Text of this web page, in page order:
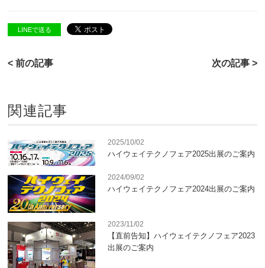
LINEで送る
< 前の記事 次の記事 >
関連記事
2025/10/02
ハイウェイテクノフェア2025出展のご案内
2024/09/02
ハイウェイテクノフェア2024出展のご案内
2023/11/02
【直前告知】ハイウェイテクノフェア2023
出展のご案内